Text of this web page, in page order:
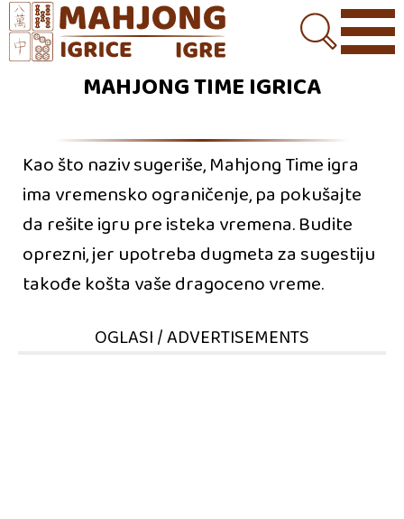
MAHJONG TIME IGRICA
Kao što naziv sugeriše, Mahjong Time igra
ima vremensko ograničenje, pa pokušajte
da rešite igru pre isteka vremena. Budite
oprezni, jer upotreba dugmeta za sugestiju
takođe košta vaše dragoceno vreme.
OGLASI / ADVERTISEMENTS